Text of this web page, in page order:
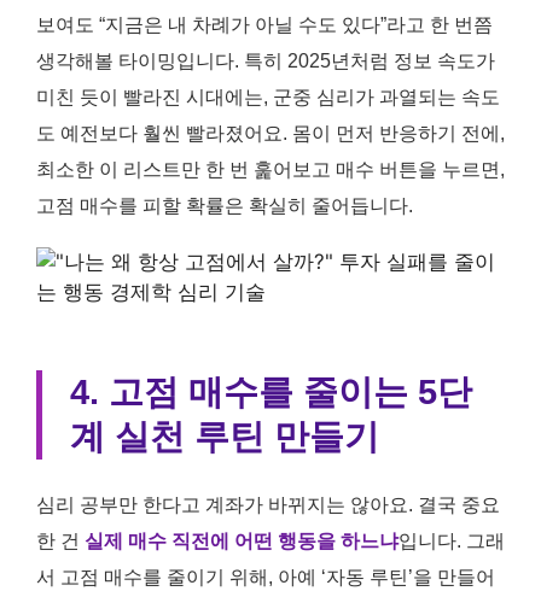
보여도 “지금은 내 차례가 아닐 수도 있다”라고 한 번쯤
생각해볼 타이밍입니다. 특히 2025년처럼 정보 속도가
미친 듯이 빨라진 시대에는, 군중 심리가 과열되는 속도
도 예전보다 훨씬 빨라졌어요. 몸이 먼저 반응하기 전에,
최소한 이 리스트만 한 번 훑어보고 매수 버튼을 누르면,
고점 매수를 피할 확률은 확실히 줄어듭니다.
4. 고점 매수를 줄이는 5단
계 실천 루틴 만들기
심리 공부만 한다고 계좌가 바뀌지는 않아요. 결국 중요
한 건 실제 매수 직전에 어떤 행동을 하느냐입니다. 그래
서 고점 매수를 줄이기 위해, 아예 ‘자동 루틴’을 만들어